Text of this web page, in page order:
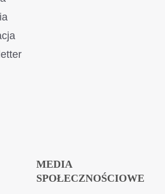
MEDIA
SPOŁECZNOŚCIOWE